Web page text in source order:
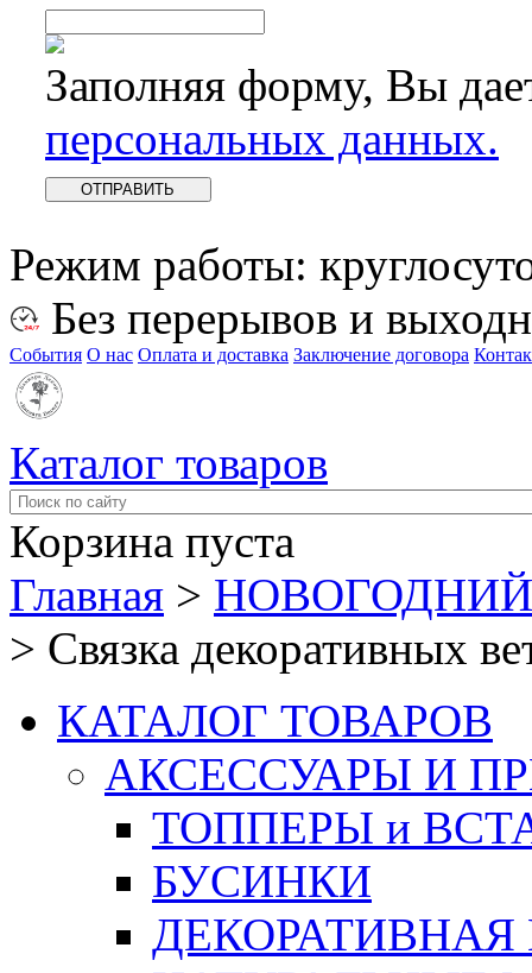
Заполняя форму, Вы
персональных данных.
Режим работы:
Без перерывов и
События О нас Оплата и доставка Заключение договора
Каталог товаров
Корзина пуста
Главная >
> Связка декоративных
КАТАЛОГ ТОВАРОВ
АКСЕССУАРЫ И
ТОППЕРЫ и
БУСИНКИ
ДЕКОРАТИВНАЯ